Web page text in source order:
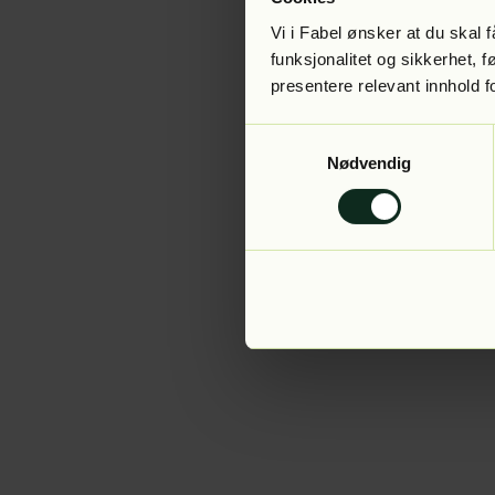
Vi i Fabel ønsker at du skal
funksjonalitet og sikkerhet,
presentere relevant innhold
Nødvendig
Application